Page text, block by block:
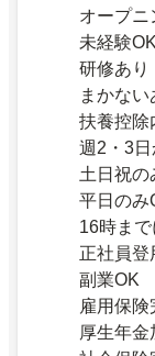
オープニ
未経験OK
研修あり
まかない
扶養控除
週2・3
土日祝の
平日のみ
16時ま
正社員登
副業OK
雇用保険
厚生年金